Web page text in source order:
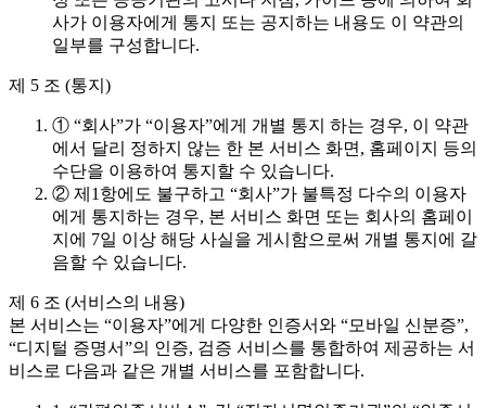
사가 이용자에게 통지 또는 공지하는 내용도 이 약관의
일부를 구성합니다.
제 5 조 (통지)
① “회사”가 “이용자”에게 개별 통지 하는 경우, 이 약관
에서 달리 정하지 않는 한 본 서비스 화면, 홈페이지 등의
수단을 이용하여 통지할 수 있습니다.
② 제1항에도 불구하고 “회사”가 불특정 다수의 이용자
에게 통지하는 경우, 본 서비스 화면 또는 회사의 홈페이
지에 7일 이상 해당 사실을 게시함으로써 개별 통지에 갈
음할 수 있습니다.
제 6 조 (서비스의 내용)
본 서비스는 “이용자”에게 다양한 인증서와 “모바일 신분증”,
“디지털 증명서”의 인증, 검증 서비스를 통합하여 제공하는 서
비스로 다음과 같은 개별 서비스를 포함합니다.